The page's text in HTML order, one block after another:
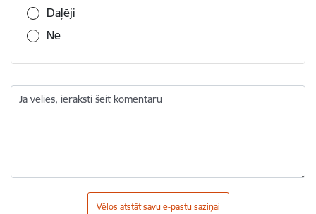
Daļēji
Nē
Ja vēlies, ieraksti šeit komentāru
Vēlos atstāt savu e-pastu saziņai